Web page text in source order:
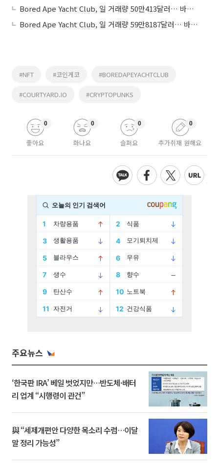
Bored Ape Yacht Club, 일 거래량 50만413달러… 바닥가 2만3378달러
Bored Ape Yacht Club, 일 거래량 59만8187달러… 바닥가 2만2973달러
#NFT #코인게코 #BOREDAPEYACHTCLUB
#COURTYARD.IO #CRYPTOPUNKS
좋아요
0
화나요
0
슬퍼요
0
추가취재 원해요
0
주요뉴스
‘한국판 IRA’ 베일 벗었지만…반도체·배터
리 업계 “시행령이 관건”
與 “세제개편안 다양한 목소리 수렴…이달
말 정리 가능성”